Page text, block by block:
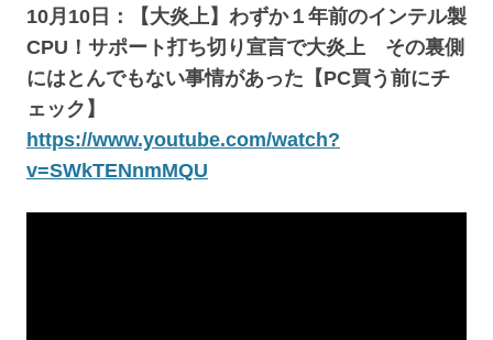
10月10日：【大炎上】わずか１年前のインテル製
CPU！サポート打ち切り宣言で大炎上 その裏側
にはとんでもない事情があった【PC買う前にチ
ェック】
https://www.youtube.com/watch?
v=SWkTENnmMQU